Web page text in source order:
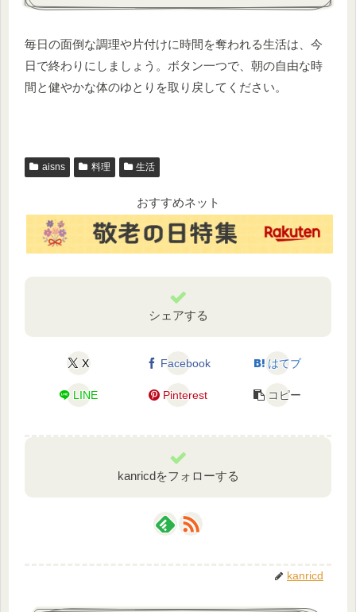
毎日の面倒な調理や片付けに時間を奪われる生活は、今
日で終わりにしましょう。ボタン一つで、朝の自由な時
間と健やかな体のゆとりを取り戻してください。
aisns 料理 生活
おすすめネット
シェアする
X Facebook はてブ
LINE Pinterest コピー
kanricdをフォローする
kanricd